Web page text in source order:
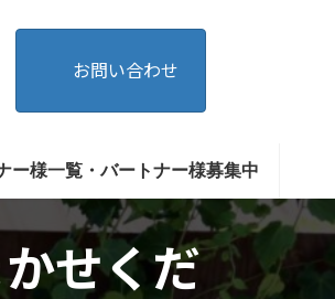
お問い合わせ
ー様一覧・バートナー様募集中
せくだ